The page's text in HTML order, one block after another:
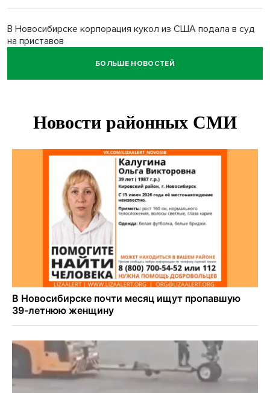
В Новосибирске корпорация кукол из США подала в суд
на приставов
В Новосибирске минздрав объявил бесплатную
В Новосибирске врачи прооперировали 25 тысяч
Знаменитый орангутан Бату отметил юбилей в
новосибирском зоопарке
Новосибирские хирурги спасли сердце восьмиклассницы
с донорским клапаном
БОЛЬШЕ НОВОСТЕЙ